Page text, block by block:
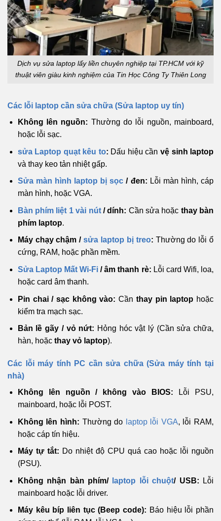
Dịch vụ sửa laptop lấy liền chuyên nghiệp tại TP.HCM với kỹ
thuật viên giàu kinh nghiệm của Tin Học Công Ty Thiên Long
Các lỗi laptop cần sửa chữa (Sửa laptop uy tín)
Không lên nguồn: Thường do lỗi nguồn, mainboard,
hoặc lỗi sạc.
sửa Laptop quạt kêu to: Dấu hiệu cần vệ sinh laptop
và thay keo tản nhiệt gấp.
Sửa màn hình laptop bị sọc / đen: Lỗi màn hình, cáp
màn hình, hoặc VGA.
Bàn phím liệt 1 vài nút/ dính: Cần sửa hoặc thay bàn
phím laptop.
Máy chạy chậm /sửa laptop bị treo: Thường do lỗi ổ
cứng, RAM, hoặc phần mềm.
Sửa Laptop Mất Wi-Fi / âm thanh rè: Lỗi card Wifi, loa,
hoặc card âm thanh.
Pin chai / sạc không vào: Cần thay pin laptop hoặc
kiểm tra mạch sạc.
Bản lề gãy / vỏ nứt: Hỏng hóc vật lý (Cần sửa chữa,
hàn, hoặc thay vỏ laptop).
Các lỗi máy tính PC cần sửa chữa (Sửa máy tính tại
nhà)
Không lên nguồn / không vào BIOS: Lỗi PSU,
mainboard, hoặc lỗi POST.
Không lên hình: Thường do laptop lỗi VGA, lỗi RAM,
hoặc cáp tín hiệu.
Máy tự tắt: Do nhiệt độ CPU quá cao hoặc lỗi nguồn
(PSU).
Không nhận bàn phím/ laptop lỗi chuột/ USB: Lỗi
mainboard hoặc lỗi driver.
Máy kêu bíp liên tục (Beep code): Báo hiệu lỗi phần